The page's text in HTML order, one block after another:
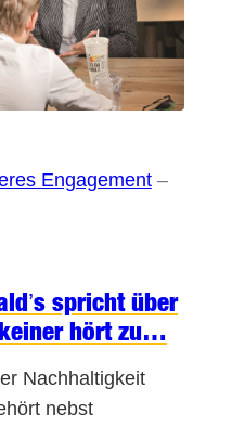
Engagement–
spricht über
hört zu…
Nachhaltigkeit
nebst